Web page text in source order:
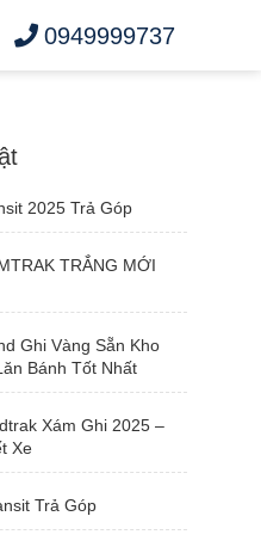
0949999737
2025 Trả Góp
TRẮNG MỚI
Ghi Vàng Sẵn Kho
Bánh Tốt Nhất
Xám Ghi 2025 –
Xe
Trả Góp